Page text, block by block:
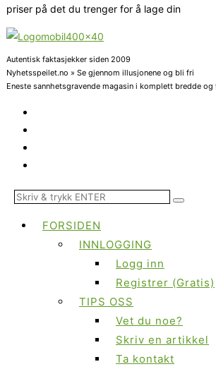
priser på det du trenger for å lage din
Autentisk faktasjekker siden 2009
Nyhetsspeilet.no » Se gjennom illusjonene og bli fri
Eneste sannhetsgravende magasin i komplett bredde
FORSIDEN
INNLOGGING
Logg inn
Registrer (Gratis)
TIPS OSS
Vet du noe?
Skriv en artikkel
Ta kontakt